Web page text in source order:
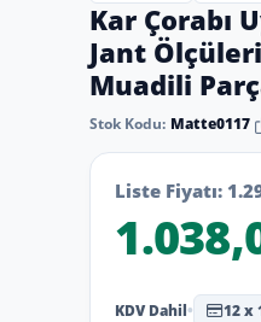
Kar Çorabı
Jant
Muadili
Stok Kodu: Matte0117
Liste Fiyatı:
KDV Dahil• 12 x